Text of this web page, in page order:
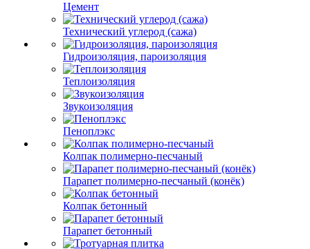
Цемент
Технический углерод (сажа)
Гидроизоляция, пароизоляция
Теплоизоляция
Звукоизоляция
Пеноплэкс
Колпак полимерно-песчаный
Парапет полимерно-песчаный (конёк)
Колпак бетонный
Парапет бетонный